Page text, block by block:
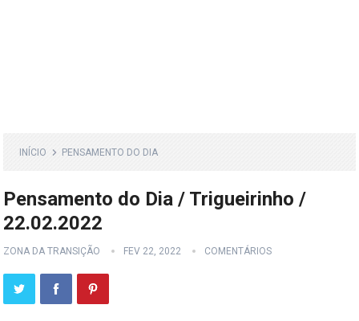
INÍCIO PENSAMENTO DO DIA
Pensamento do Dia / Trigueirinho /
22.02.2022
ZONA DA TRANSIÇÃO FEV 22, 2022 COMENTÁRIOS